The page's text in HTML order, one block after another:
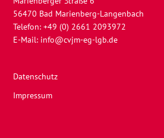
56470 Bad Marienberg-Langenbach
Telefon: +49 (0) 2661 2093972
E-Mail: info@cvjm-eg-lgb.de
Datenschutz
Impressum